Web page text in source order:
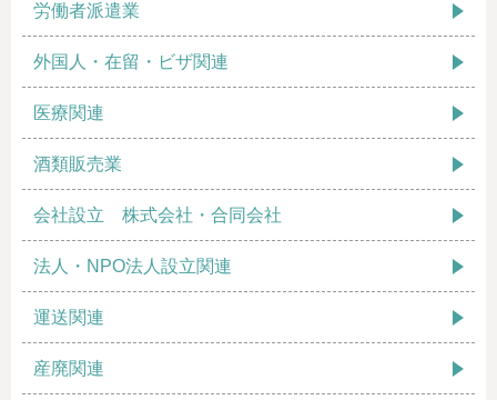
労働者派遣業
外国人・在留・ビザ関連
医療関連
酒類販売業
会社設立 株式会社・合同会社
法人・NPO法人設立関連
運送関連
産廃関連